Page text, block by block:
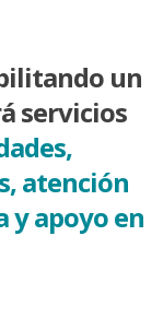
un
servicios
atención
y apoyo en